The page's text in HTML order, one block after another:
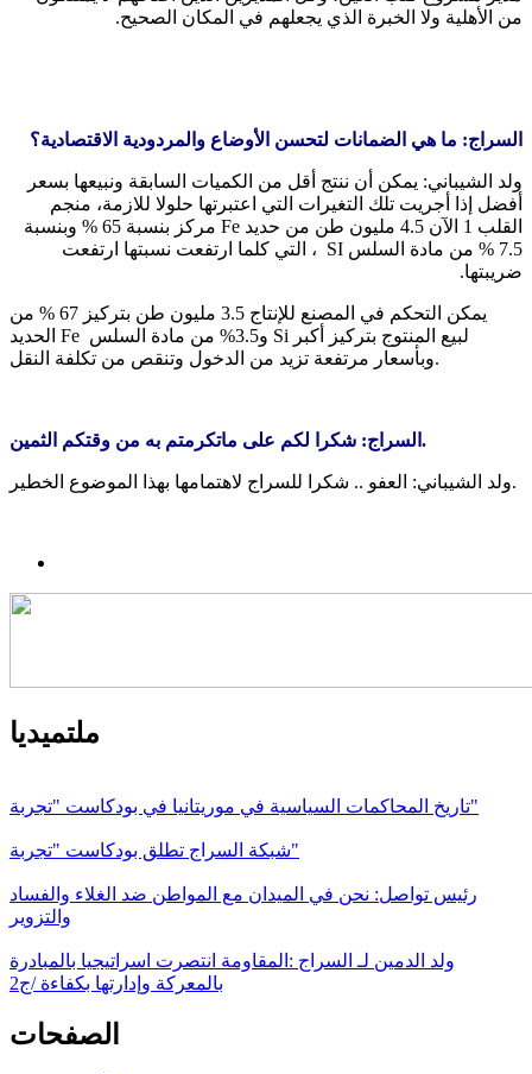
من الأهلية ولا الخبرة الذي يجعلهم في المكان الصحيح.
السراج: ما هي الضمانات لتحسن الأوضاع والمردودية الاقتصادية؟
ولد الشيباني: يمكن أن ننتج أقل من الكميات السابقة ونبيعها بسعر
أفضل إذا أجريت تلك التغيرات التي اعتبرتها حلولا للازمة، منجم
القلب 1 الآن 4.5 مليون طن من حديد Fe مركز بنسبة 65 % وبنسبة
7.5 % من مادة السلس SI ، التي كلما ارتفعت نسبتها ارتفعت
ضريبتها.
يمكن التحكم في المصنع للإنتاج 3.5 مليون طن بتركيز 67 % من
الحديد Fe و3.5% من مادة السلس Si لبيع المنتوج بتركيز أكبر
وبأسعار مرتفعة تزيد من الدخول وتنقص من تكلفة النقل.
السراج: شكرا لكم على ماتكرمتم به من وقتكم الثمين.
ولد الشيباني: العفو .. شكرا للسراج لاهتمامها بهذا الموضوع الخطير.
ملتميديا
تاريخ المحاكمات السياسية في موريتانيا في بودكاست "تجربة"
شبكة السراج تطلق بودكاست "تجربة"
رئيس تواصل: نحن في الميدان مع المواطن ضد الغلاء والفساد
والتزوير
ولد الدمين لـ السراج :المقاومة انتصرت اسراتيجيا بالمبادرة
بالمعركة وإدارتها بكفاءة /ج2
الصفحات